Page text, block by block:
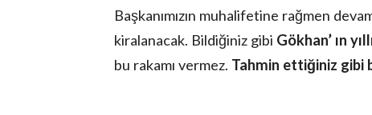
Başkanımızın muhalifetine rağmen
kiralanacak. Bildiğiniz gibi Gökhan’ ın
bu rakamı vermez. Tahmin ettiğiniz gibi